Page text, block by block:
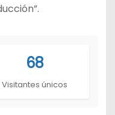
68
Visitantes únicos